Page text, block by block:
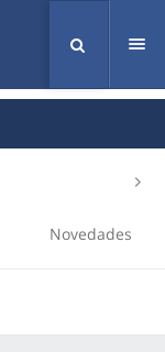
Novedades